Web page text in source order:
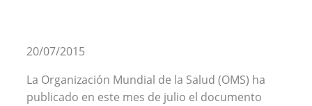
20/07/2015
La Organización Mundial de la Salud (OMS) ha
publicado en este mes de julio el documento